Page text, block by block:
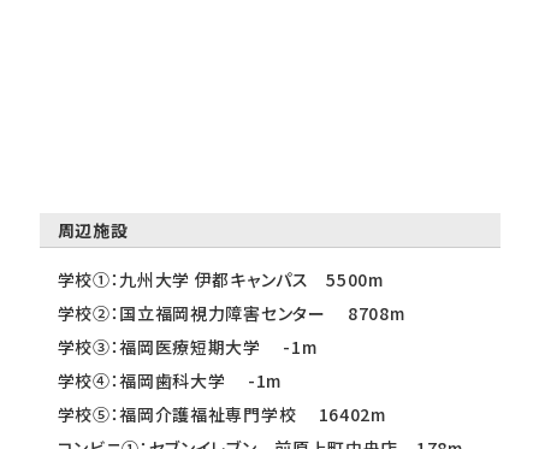
周辺施設
学校①：九州大学 伊都キャンパス 5500m
学校②：国立福岡視力障害センター 8708m
学校③：福岡医療短期大学 -1m
学校④：福岡歯科大学 -1m
学校⑤：福岡介護福祉専門学校 16402m